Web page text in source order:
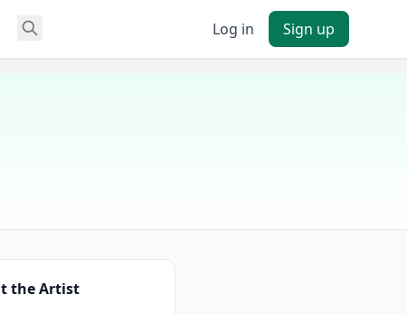
Log in Sign up
the Artist